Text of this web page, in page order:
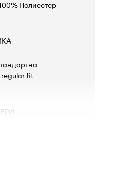
Полиестер
regular fit